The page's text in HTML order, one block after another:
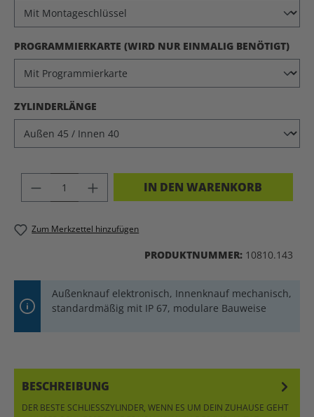
PROGRAMMIERKARTE (WIRD NUR EINMALIG BENÖTIGT)
ZYLINDERLÄNGE
PRODUKT ANZAHL: GIB DEN
IN DEN WARENKORB
Zum Merkzettel hinzufügen
PRODUKTNUMMER: 10810.143
Außenknauf elektronisch, Innenknauf mechanisch,
standardmäßig mit IP 67, modulare Bauweise
BESCHREIBUNG
DER BESTE SCHLIESSZYLINDER, WENN ES UM DEIN ZUHAUSE GEHT …